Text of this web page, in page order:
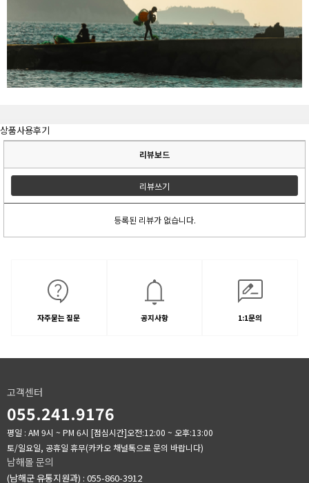
상품사용후기
리뷰보드
리뷰쓰기
등록된 리뷰가 없습니다.
자주묻는 질문 공지사항 1:1문의
고객센터
055.241.9176
평일 : AM 9시 ~ PM 6시 [점심시간]오전:12:00 ~ 오후:13:00
토/일요일, 공휴일 휴무(카카오 채널톡으로 문의 바랍니다)
남해몰 문의
(남해군 유통지원과) : 055-860-3912